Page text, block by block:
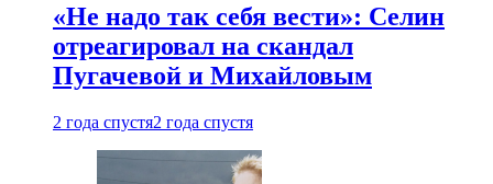
«Не надо так себя вести»: Селин
отреагировал на скандал
Пугачевой и Михайловым
2 года спустя2 года спустя